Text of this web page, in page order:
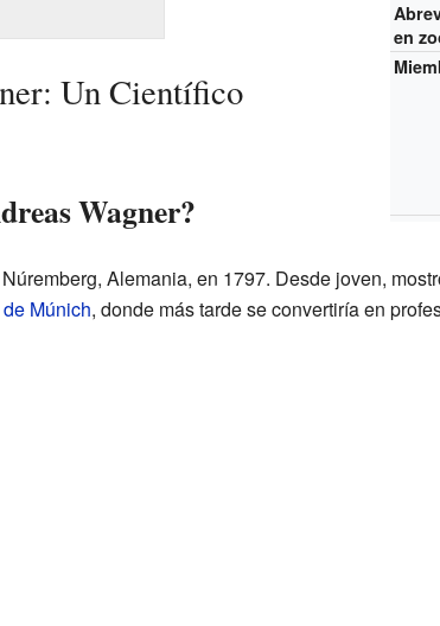
en
Un Científico
Wagner?
Alemania, en 1797. Desde joven,
Múnich, donde más tarde se convertiría en